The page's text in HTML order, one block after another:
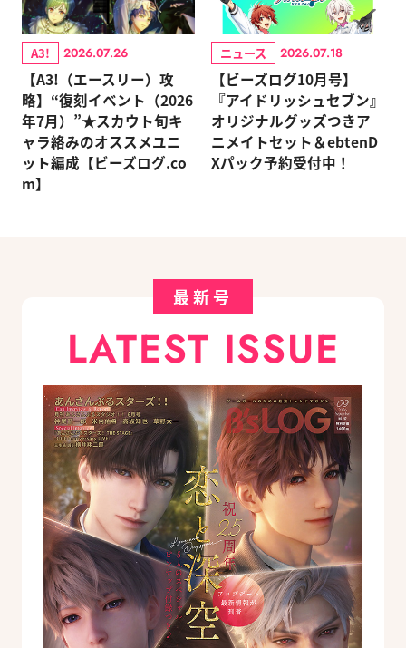
A3! 2026.07.26
【A3!（エースリー）攻
略】“復刻イベント（2026
年7月）”★スカウト旬キ
ャラ絡みのオススメユニ
ット編成【ビーズログ.co
m】
ニュース 2026.07.18
【ビーズログ10月号】
『アイドリッシュセブン』
オリジナルグッズつきア
ニメイトセット＆ebtenD
Xパック予約受付中！
最新号
LATEST ISSUE